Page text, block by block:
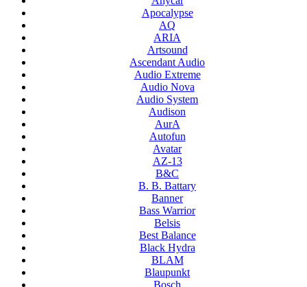
Apocalypse
AQ
ARIA
Artsound
Ascendant Audio
Audio Extreme
Audio Nova
Audio System
Audison
AurA
Autofun
Avatar
AZ-13
B&C
B. B. Battary
Banner
Bass Warrior
Belsis
Best Balance
Black Hydra
BLAM
Blaupunkt
Bosch